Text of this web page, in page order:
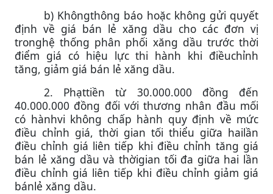
b) Khôngthông báo hoặc không gửi quyết
định về giá bán lẻ xăng dầu cho các đơn vị
tronghệ thống phân phối xăng dầu trước thời
điểm giá có hiệu lực thi hành khi điềuchỉnh
tăng, giảm giá bán lẻ xăng dầu.
2. Phạttiền từ 30.000.000 đồng đến
40.000.000 đồng đối với thương nhân đầu mối
có hànhvi không chấp hành quy định về mức
điều chỉnh giá, thời gian tối thiểu giữa hailần
điều chỉnh giá liên tiếp khi điều chỉnh tăng giá
bán lẻ xăng dầu và thờigian tối đa giữa hai lần
điều chỉnh giá liên tiếp khi điều chỉnh giảm giá
bánlẻ xăng dầu.